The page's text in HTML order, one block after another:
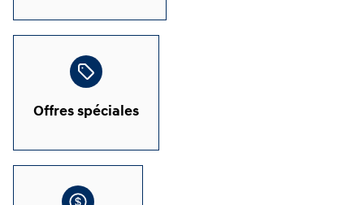
Offres spéciales